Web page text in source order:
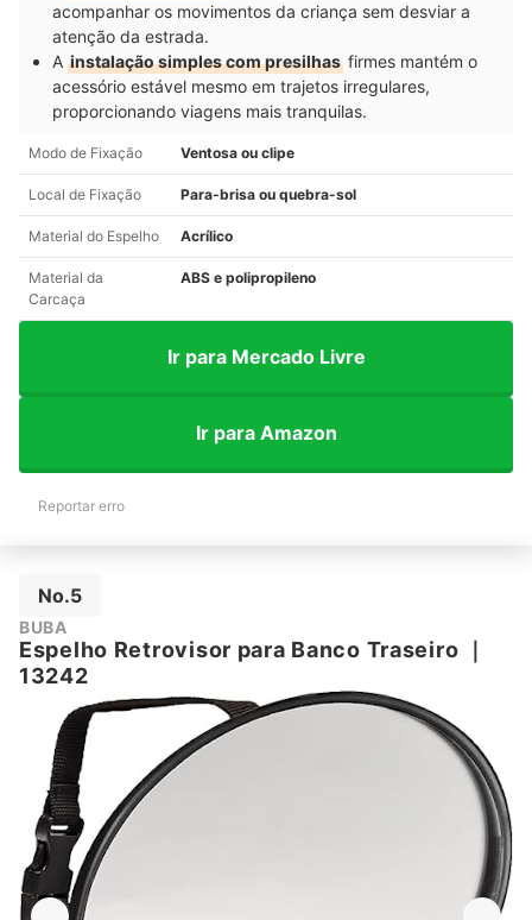
acompanhar os movimentos da criança sem desviar a
atenção da estrada.
A instalação simples com presilhas firmes mantém o
acessório estável mesmo em trajetos irregulares,
proporcionando viagens mais tranquilas.
Modo de Fixação Ventosa ou clipe
Local de Fixação Para-brisa ou quebra-sol
Material do Espelho Acrílico
Material da
Carcaça
ABS e polipropileno
Ir para Mercado Livre
Ir para Amazon
Reportar erro
No.5
BUBA
Espelho Retrovisor para Banco Traseiro
13242